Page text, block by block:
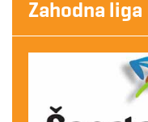
Zahodna liga